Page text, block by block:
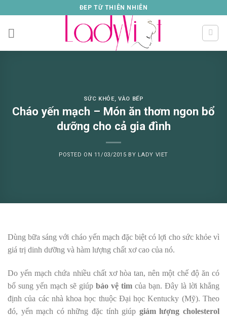
to
content
ĐEP TỪ THIÊN NHIÊN
SỨC KHỎE,VÀO BẾP
Cháo yến mạch – Món ăn thơm ngon bổ
dưỡng cho cả gia đình
POSTED ON 11/03/2015 BY LADY VIET
Dùng bữa sáng với cháo yến mạch đặc biệt có lợi cho sức khỏe vì
giá trị dinh dưỡng và hàm lượng chất xơ cao của nó.
Do yến mạch chứa nhiều chất xơ hòa tan, nên một chế độ ăn có
bổ sung yến mạch sẽ giúp bảo vệ tim của bạn. Đây là lời khẳng
định của các nhà khoa học thuộc Đại học Kentucky (Mỹ). Theo
đó, yến mạch có những đặc tính giúp giảm lượng cholesterol